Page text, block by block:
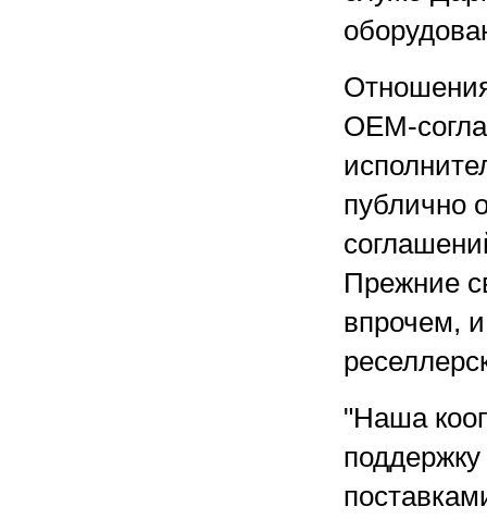
OEM-
публично
Прежние
впрочем,
"Наша